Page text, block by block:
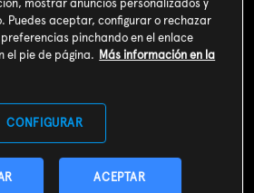
ataques de la temporada anterior y
al último día de trabajo antes de su
mostrar anuncios personalizados y
Puedes aceptar, configurar o rechazar
pinchando en el enlace
el pie de página. Más información en la
CONFIGURAR
ACEPTAR